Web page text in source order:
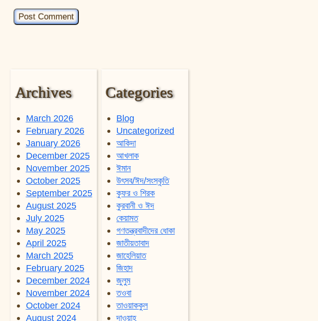
Archives
March 2026
February 2026
January 2026
December 2025
November 2025
October 2025
September 2025
August 2025
July 2025
May 2025
April 2025
March 2025
February 2025
December 2024
November 2024
October 2024
August 2024
Categories
Blog
Uncategorized
আকিদা
আখলাক
ঈমান
উৎসব/ঈদ/সংস্কৃতি
কুফর ও শিরক
কুরবানী ও ঈদ
কেয়ামত
গণতন্ত্রবাদীদের ধোকা
জাতীয়তাবাদ
জাহেলিয়াত
জিহাদ
জুলুম
তওবা
তাওয়াককুল
দাওয়াহ